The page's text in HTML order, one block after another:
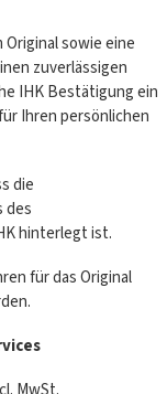
sowie eine
zuverlässigen
IHK Bestätigung ein
Ihren persönlichen
die
des
hinterlegt ist.
für das Original